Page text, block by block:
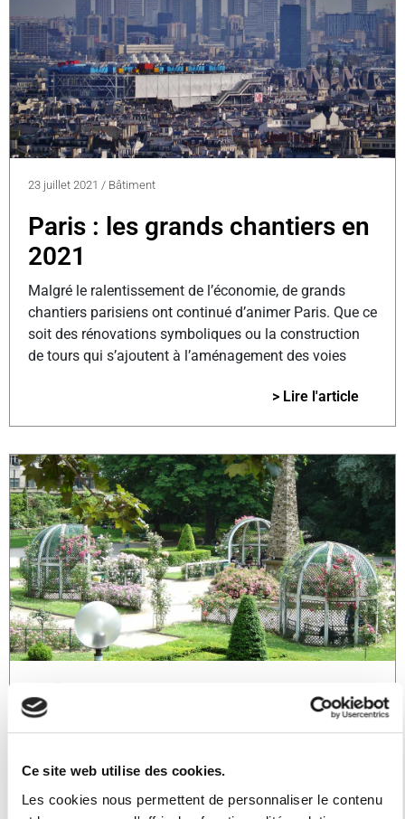
Ce site web utilise des cookies.
Les cookies nous permettent de personnaliser le contenu
23 juillet 2021 / Bâtiment
Paris : les grands chantiers en
2021
Malgré le ralentissement de l’économie, de grands
chantiers parisiens ont continué d’animer Paris. Que ce
soit des rénovations symboliques ou la construction
de tours qui s’ajoutent à l’aménagement des voies
> Lire l'article
20 juillet 2021
Le square Le Gall et l’île aux
singes
Le square est inscrit aux monuments historiques en
1977. Dénommé aussi « Jardin des Gobelins », c’est